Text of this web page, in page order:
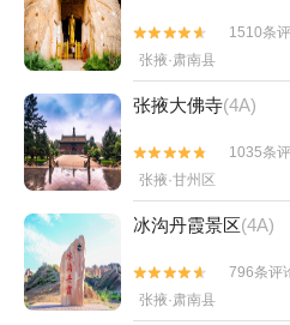


1510条
张掖·肃南县
张掖大佛寺(4A)


1035条
张掖·甘州区
冰沟丹霞景区(4A)


796条评
张掖·肃南县